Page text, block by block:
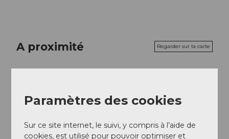
A proximité Regarder sur la carte
Paramètres des cookies
Sur ce site internet, le suivi, y compris à l’aide de
cookies, est utilisé pour pouvoir optimiser et